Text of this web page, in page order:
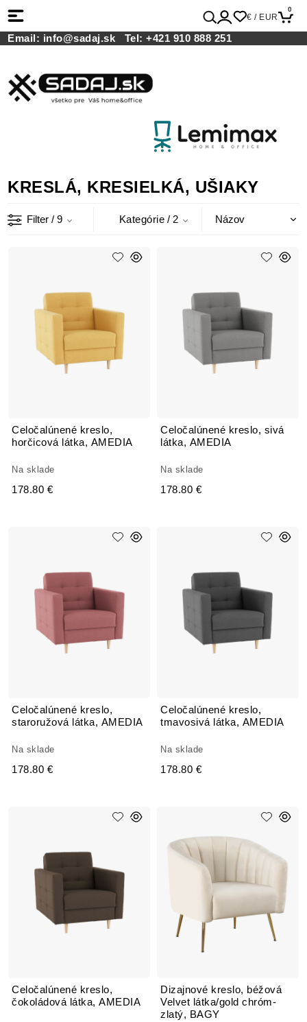
€ / EUR
0
Email: info@sadaj.sk Tel:+421 910 888 251
KRESLÁ, KRESIELKÁ, UŠIAKY
Filter / 9 Kategórie / 2
Celočalúnené kreslo,
horčicová látka, AMEDIA
Na sklade
178.80 €
Celočalúnené kreslo, sivá
látka, AMEDIA
Na sklade
178.80 €
Celočalúnené kreslo,
staroružová látka, AMEDIA
Na sklade
178.80 €
Celočalúnené kreslo,
tmavosivá látka, AMEDIA
Na sklade
178.80 €
Celočalúnené kreslo,
čokoládová látka, AMEDIA
Dizajnové kreslo, béžová
Velvet látka/gold chróm-
zlatý, BAGY